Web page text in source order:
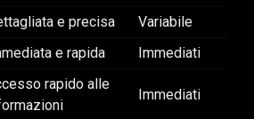
e precisa
Variabile
e rapida Immediati
rapido alle
Immediati